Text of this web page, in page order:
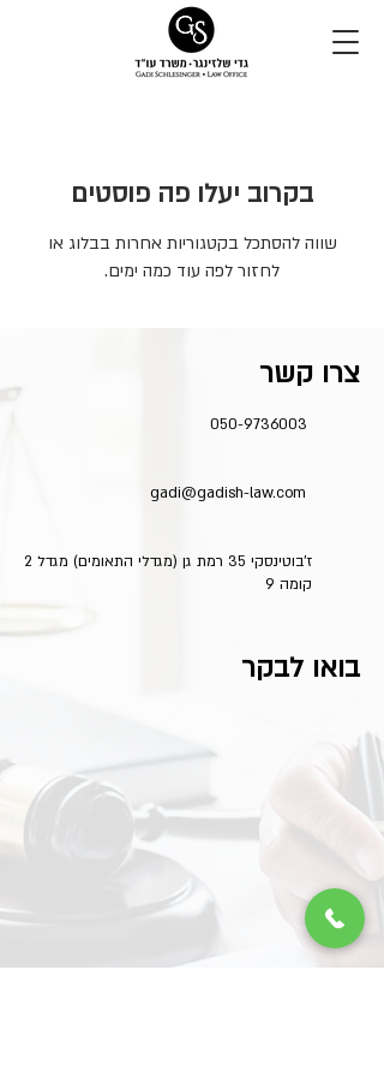
בקרוב יעלו פה פוסטים
שווה להסתכל בקטגוריות אחרות בבלוג או
לחזור לפה עוד כמה ימים.
צרו קשר
050-9736003
gadi@gadish-law.com
ז'בוטינסקי 35 רמת גן (מגדלי התאומים) מגדל 2
קומה 9
בואו לבקר